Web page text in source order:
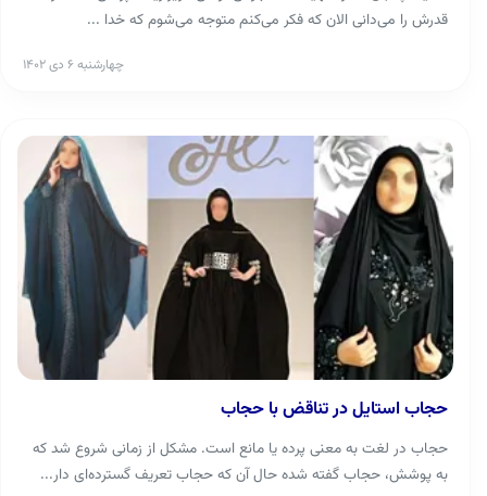
قدرش را می‌دانی الان که فکر می‌کنم متوجه می‌شوم که خدا ...
چهارشنبه ۶ دی ۱۴۰۲
حجاب استایل در تناقض با حجاب
حجاب در لغت به معنی پرده یا مانع است. مشکل از زمانی شروع شد که
به پوشش، حجاب گفته شده حال آن که حجاب تعریف گسترده‌ای دار...